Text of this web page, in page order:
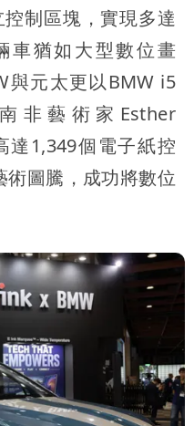
制區塊，實現多達
車猶如大型數位畫
與元太更以BMW i5
南非藝術家Esther
達1,349個電子紙控
圖騰，成功將數位